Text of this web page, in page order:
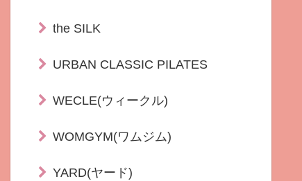
the SILK
URBAN CLASSIC PILATES
WECLE(ウィークル)
WOMGYM(ワムジム)
YARD(ヤード)